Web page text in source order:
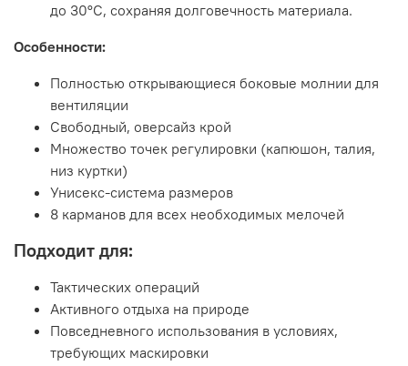
до 30°C, сохраняя долговечность материала.
Особенности:
Полностью открывающиеся боковые молнии для
вентиляции
Свободный, оверсайз крой
Множество точек регулировки (капюшон, талия,
низ куртки)
Унисекс-система размеров
8 карманов для всех необходимых мелочей
Подходит для:
Тактических операций
Активного отдыха на природе
Повседневного использования в условиях,
требующих маскировки